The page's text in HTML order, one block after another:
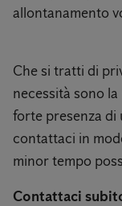
allontanamento
Che si tratti di
necessità sono
forte presenza di
contattaci in
minor tempo
Contattaci